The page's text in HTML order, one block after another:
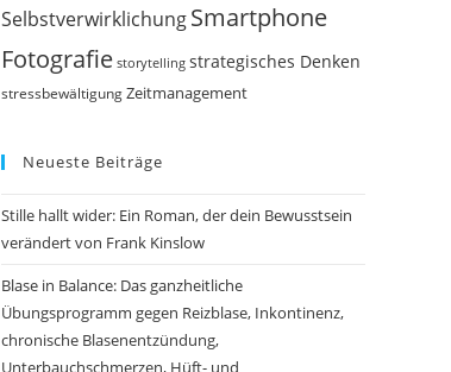
SelbstverwirklichungSmartphone
Fotografie storytelling strategisches Denken
stressbewältigung Zeitmanagement
Neueste Beiträge
Stille hallt wider: Ein Roman, der dein Bewusstsein
verändert von Frank Kinslow
Blase in Balance: Das ganzheitliche
Übungsprogramm gegen Reizblase, Inkontinenz,
chronische Blasenentzündung,
Unterbauchschmerzen, Hüft- und